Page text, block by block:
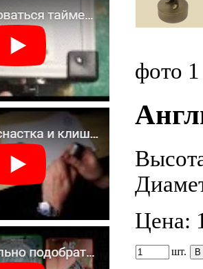
фото
Цена:
шт.